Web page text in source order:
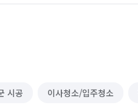
시공 이사청소/입주청소